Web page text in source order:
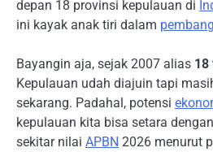
depan 18 provinsi kepulauan di
ini kayak anak tiri dalam
Bayangin aja, sejak 2007 alias 18
Kepulauan udah diajuin tapi
sekarang. Padahal, potensi
kepulauan kita bisa setara dengan
sekitar nilai APBN 2026 menurut